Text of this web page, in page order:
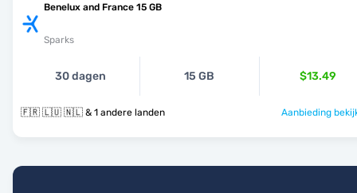
Benelux and France 15 GB
Sparks
30 dagen 15 GB $13.49
🇫🇷 🇱🇺 🇳🇱 & 1 andere landen Aanbieding